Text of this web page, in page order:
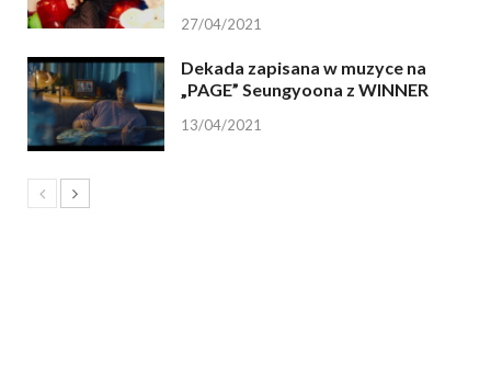
27/04/2021
Dekada zapisana w muzyce na
„PAGE” Seungyoona z WINNER
13/04/2021